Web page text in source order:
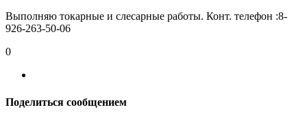
Выполняю токарные и слесарные работы. Конт. телефон :8-
926-263-50-06
0
Поделиться сообщением